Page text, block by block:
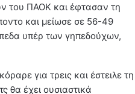
του ΠΑΟΚ και έφτασαν τη
και μείωσε σε 56-49
υπέρ των γηπεδούχων,
για τρεις και έστειλε τη
θα έχει ουσιαστικά